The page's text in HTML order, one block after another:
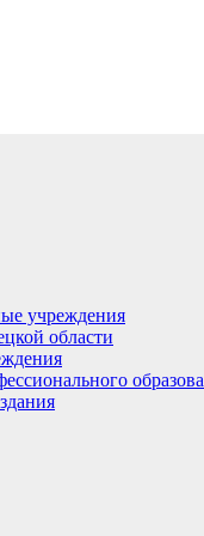
учреждения
области